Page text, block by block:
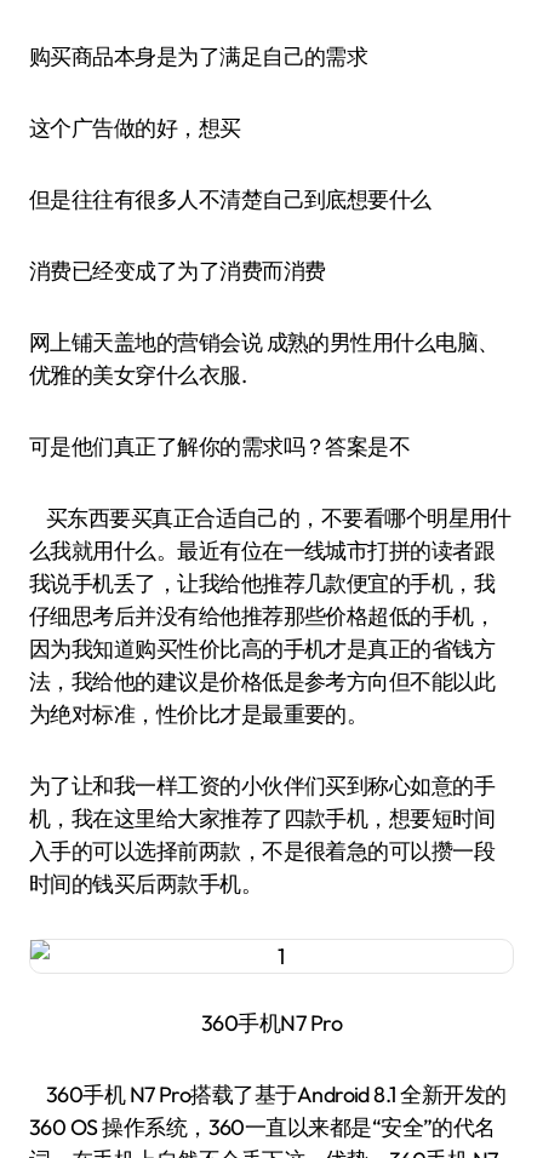
购买商品本身是为了满足自己的需求
这个广告做的好，想买
但是往往有很多人不清楚自己到底想要什么
消费已经变成了为了消费而消费
网上铺天盖地的营销会说 成熟的男性用什么电脑、
优雅的美女穿什么衣服.
可是他们真正了解你的需求吗？答案是不
买东西要买真正合适自己的，不要看哪个明星用什
么我就用什么。最近有位在一线城市打拼的读者跟
我说手机丢了，让我给他推荐几款便宜的手机，我
仔细思考后并没有给他推荐那些价格超低的手机，
因为我知道购买性价比高的手机才是真正的省钱方
法，我给他的建议是价格低是参考方向但不能以此
为绝对标准，性价比才是最重要的。
为了让和我一样工资的小伙伴们买到称心如意的手
机，我在这里给大家推荐了四款手机，想要短时间
入手的可以选择前两款，不是很着急的可以攒一段
时间的钱买后两款手机。
360手机N7 Pro
360手机 N7 Pro搭载了基于Android 8.1 全新开发的
360 OS 操作系统，360一直以来都是“安全”的代名